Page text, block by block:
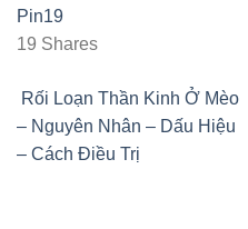
Pin19
19 Shares
Rối Loạn Thần Kinh Ở Mèo
– Nguyên Nhân – Dấu Hiệu
– Cách Điều Trị